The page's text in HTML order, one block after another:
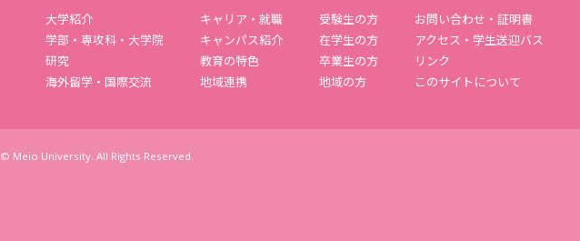
大学紹介
学部・専攻科・大学院
研究
海外留学・国際交流
キャリア・就職
キャンパス紹介
教育の特色
地域連携
受験生の方
在学生の方
卒業生の方
地域の方
お問い合わせ・証明書
アクセス・学生送迎バス
リンク
このサイトについて
© Meio University. All Rights Reserved.